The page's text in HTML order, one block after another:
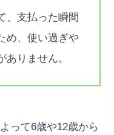
、支払った瞬間
め、使い過ぎや
りません。
って6歳や12歳から